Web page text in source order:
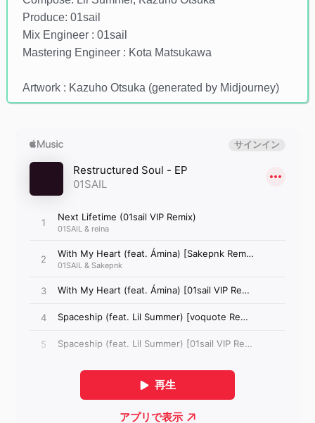
Produce: 01sail
Mix Engineer : 01sail
Mastering Engineer : Kota Matsukawa
Artwork : Kazuho Otsuka (generated by Midjourney)